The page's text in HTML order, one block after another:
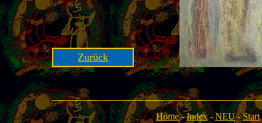
Zurück
Home-Index-NEU-Start